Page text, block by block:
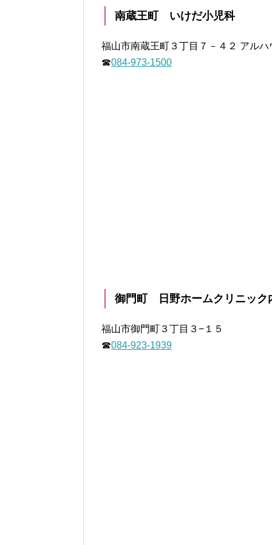
南蔵王町 いけだ小児科
福山市南蔵王町３丁目７－４２ アル
☎084-973-1500
御門町 日野ホームクリニック
福山市御門町３丁目３−１５
☎084-923-1939